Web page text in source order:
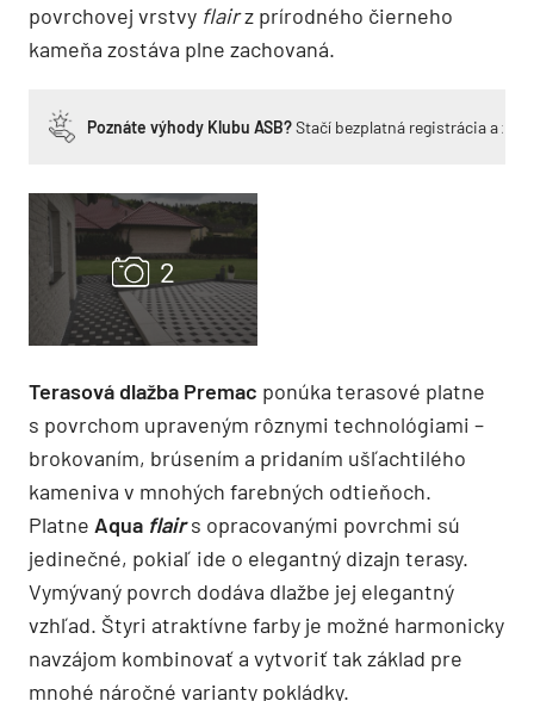
povrchovej vrstvy flairz prírodného čierneho
kameňa zostáva plne zachovaná.
Poznáte výhody Klubu ASB?Stačí bezplatná registrácia a
Terasová dlažba Premac ponúka terasové platne
s povrchom upraveným rôznymi technológiami –
brokovaním, brúsením a pridaním ušľachtilého
kameniva v mnohých farebných odtieňoch.
Platne Aqua flair s opracovanými povrchmi sú
jedinečné, pokiaľ ide o elegantný dizajn terasy.
Vymývaný povrch dodáva dlažbe jej elegantný
vzhľad. Štyri atraktívne farby je možné harmonicky
navzájom kombinovať a vytvoriť tak základ pre
mnohé náročné varianty pokládky.